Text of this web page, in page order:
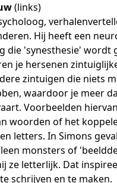
(links)
Hij heeft een
die 'synesthesie' wordt
je hersenen
zintuigen die niets
waardoor je meer
Voorbeelden
woorden of het
letters. In Simons
monsters of
ze letterlijk. Dat
schrijven en te maken.